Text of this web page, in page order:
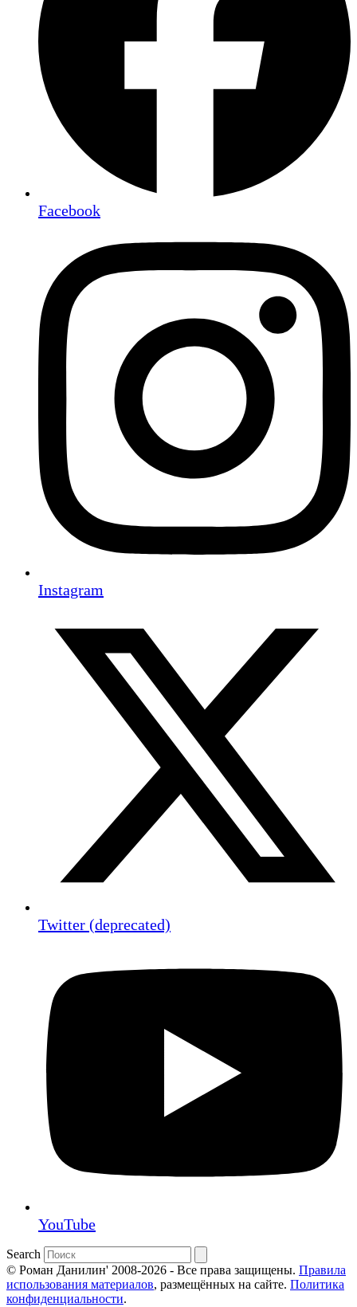
Facebook
Instagram
Twitter (deprecated)
YouTube
Search
© Роман Данилин' 2008-2026 - Все права защищены. Правила
использования материалов, размещённых на сайте. Политика
конфиденциальности.